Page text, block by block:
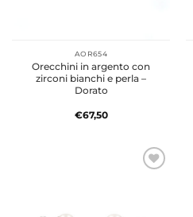
AOR654
Orecchini in argento con
zirconi bianchi e perla –
Dorato
€67,50